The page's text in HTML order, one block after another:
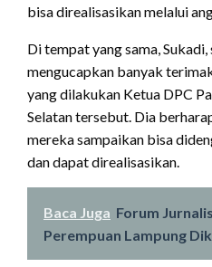
bisa direalisasikan melalui
Di tempat yang sama,
mengucapkan banyak
yang dilakukan Ketua DPC
Selatan tersebut. Dia
mereka sampaikan bisa
dan dapat direalisasikan.
Baca Juga Forum Jurnalis
Perempuan Lampung